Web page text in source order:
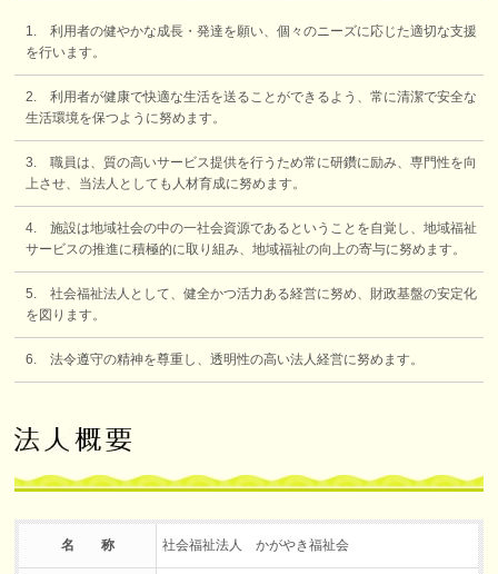
1. 利用者の健やかな成長・発達を願い、個々のニーズに応じた適切な支援
を行います。
2. 利用者が健康で快適な生活を送ることができるよう、常に清潔で安全な
生活環境を保つように努めます。
3. 職員は、質の高いサービス提供を行うため常に研鑽に励み、専門性を向
上させ、当法人としても人材育成に努めます。
4. 施設は地域社会の中の一社会資源であるということを自覚し、地域福祉
サービスの推進に積極的に取り組み、地域福祉の向上の寄与に努めます。
5. 社会福祉法人として、健全かつ活力ある経営に努め、財政基盤の安定化
を図ります。
6. 法令遵守の精神を尊重し、透明性の高い法人経営に努めます。
名 称 社会福祉法人 かがやき福祉会